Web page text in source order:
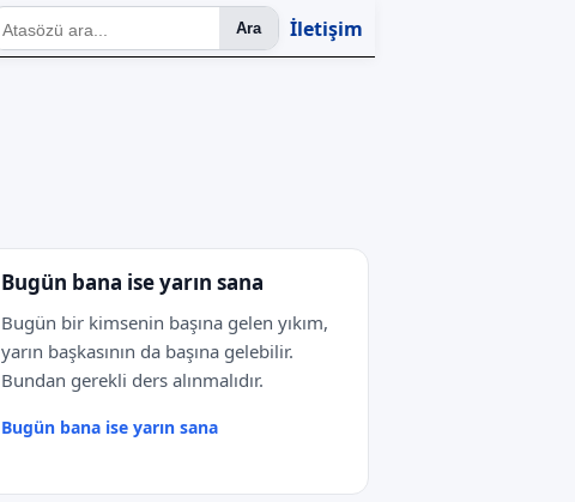
Ara İletişim
Bugün bana ise yarın sana
Bugün bir kimsenin başına gelen yıkım,
yarın başkasının da başına gelebilir.
Bundan gerekli ders alınmalıdır.
Bugün bana ise yarın sana